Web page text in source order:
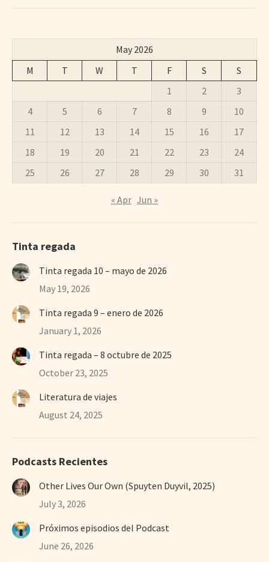
May 2026
M
T W T F S
S
1
2
3
4
5 6 7 8 9
10
11
12 13 14 15 16
17
18
19 20 21 22 23
24
25
26 27 28 29 30 31
« Apr Jun »
Tinta regada
Tinta regada 10 – mayo de 2026
May 19, 2026
Tinta regada 9 – enero de 2026
January 1, 2026
Tinta regada – 8 octubre de 2025
October 23, 2025
Literatura de viajes
August 24, 2025
Podcasts Recientes
Other Lives Our Own (Spuyten Duyvil, 2025)
July 3, 2026
Próximos episodios del Podcast
June 26, 2026